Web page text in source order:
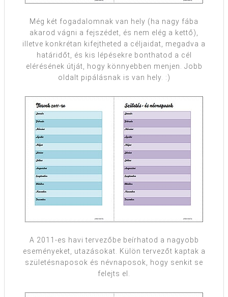
Még két fogadalomnak van hely (ha nagy fába
akarod vágni a fejszédet, és nem elég a kettő),
illetve konkrétan kifejtheted a céljaidat, megadva a
határidőt, és kis lépésekre bonthatod a cél
elérésének útját, hogy könnyebben menjen. Jobb
oldalt pipálásnak is van hely. :)
A 2011-es havi tervezőbe beírhatod a nagyobb
eseményeket, utazásokat. Külön tervezőt kaptak a
születésnaposok és névnaposok, hogy senkit se
felejts el.